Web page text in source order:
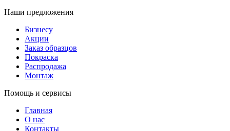
Наши предложения
Бизнесу
Акции
Заказ образцов
Покраска
Распродажа
Монтаж
Помощь и сервисы
Главная
О нас
Контакты